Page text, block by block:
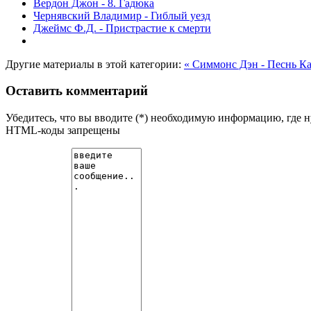
Вердон Джон - 8. Гадюка
Чернявский Владимир - Гиблый уезд
Джеймс Ф.Д. - Пристрастие к смерти
Другие материалы в этой категории: « Симмонс Дэн - Песнь
Оставить комментарий
Убедитесь, что вы вводите (*) необходимую информацию, где
HTML-коды запрещены